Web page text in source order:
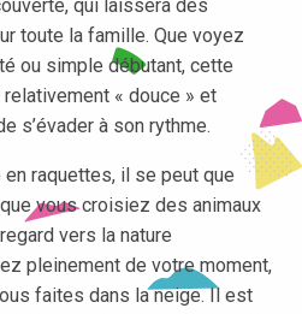
qui laissera des
toute la famille. Que voyez
ou simple débutant, cette
« douce » et
s’évader à son rythme.
raquettes, il se peut que
vous croisiez des animaux
vers la nature
pleinement de votre moment,
faites dans la neige. Il est